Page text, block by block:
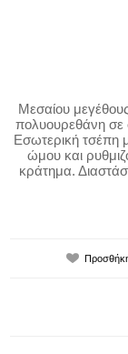
Μεσαίου
πολυουρεθάνη σε
Εσωτερική τσέπη
ώμου και
κράτημα.